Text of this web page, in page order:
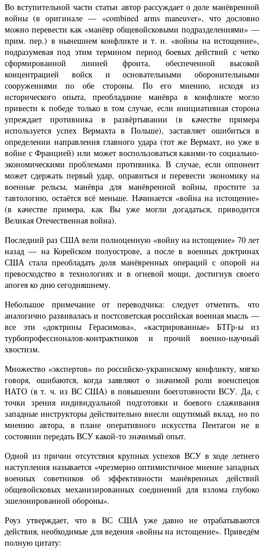
Во вступительной части статьи автор рассуждает о доле манёвренной
войны (в оригинале — «combined arms maneuver», что дословно
можно перевести как «манёвр общевойсковыми подразделениями» —
прим. пер.) в нынешнем конфликте и т. н. «войны на истощение»,
подразумевая под этим термином период боевых действий с четко
сформированной линией фронта, обеспеченной высокой
концентрацией войск и основательными оборонительными
сооружениями по обе стороны. По его мнению, исходя из
исторического опыта, преобладание манёвра в конфликте могло
привести к победе только в том случае, если инициативная сторона
упреждает противника в развёртывании (в качестве примера
используется успех Вермахта в Польше), заставляет ошибиться в
определении направления главного удара (тот же Вермахт, но уже в
войне с Францией) или может воспользоваться какими-то социально-
экономическими проблемами противника. В случае, если оппонент
может сдержать первый удар, оправиться и перевести экономику на
военные рельсы, манёвра для манёвренной войны, простите за
тавтологию, остаётся всё меньше. Начинается «война на истощение»
(в качестве примера, как Вы уже могли догадаться, приводится
Великая Отечественная война).
Последний раз США вели полноценную «войну на истощение» 70 лет
назад — на Корейском полуострове, а после в военных доктринах
США стала преобладать доля манёвренных операций с опорой на
превосходство в технологиях и в огневой мощи, достигнув своего
апогея ко дню сегодняшнему.
Небольшое примечание от переводчика: следует отметить, что
аналогично развивалась и постсоветская российская военная мысль —
все эти «доктрины Герасимова», «кастрированные» БТГр-ы из
турбопрофессионалов-контрактников и прочий военно-научный
хвостизм.
Множество «экспертов» по российско-украинскому конфликту, мягко
говоря, ошибаются, когда заявляют о значимой роли военспецов
НАТО (в т. ч. из ВС США) в повышении боеготовности ВСУ. Да, с
точки зрения индивидуальной подготовки и боевого слаживания
западные инструкторы действительно внесли ощутимый вклад, но по
мнению автора, в плане оперативного искусства Пентагон не в
состоянии передать ВСУ какой-то значимый опыт.
Одной из причин отсутствия крупных успехов ВСУ в ходе летнего
наступления называется «чрезмерно оптимистичное мнение западных
военных советников об эффективности манёвренных действий
общевойсковых механизированных соединений для взлома глубоко
эшелонированной обороны».
Роуз утверждает, что в ВС США уже давно не отрабатываются
действия, необходимые для ведения «войны на истощение». Приведём
полную цитату: